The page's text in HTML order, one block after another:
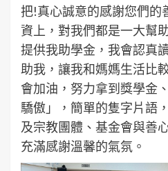
把!真心誠意的感謝您們的
資上，對我們都是一大幫
提供我助學金，我會認真
助我，讓我和媽媽生活比
會加油，努力拿到獎學金
驕傲」，簡單的隻字片語
及宗教團體、基金會與善
充滿感謝溫馨的氣氛。